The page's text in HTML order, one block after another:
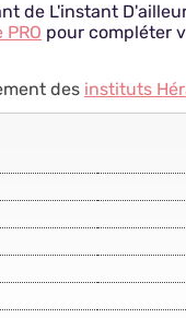
de L'instant
pour compléter
des instituts